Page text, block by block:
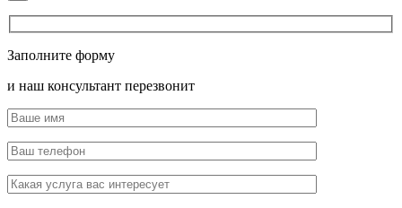
Заполните форму
и наш консультант перезвонит